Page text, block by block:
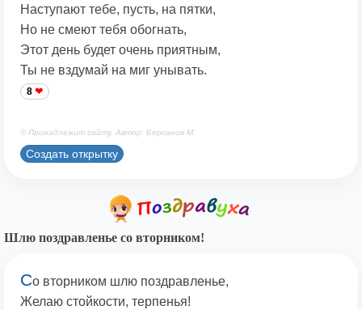
Наступают тебе, пусть, на пятки,
Но не смеют тебя обогнать,
Этот день будет очень приятным,
Ты не вздумай на миг унывать.
8
© Принадлежит сайту. Автор: Берсанов М.
Создать открытку
Шлю поздравленье со вторником!
Со вторником шлю поздравленье,
Желаю стойкости, терпенья!